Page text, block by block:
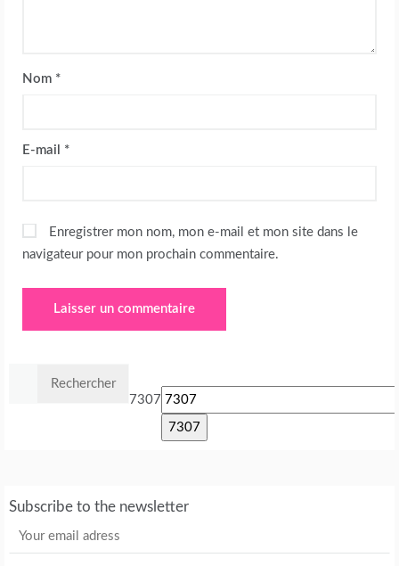
Nom *
E-mail *
Enregistrer mon nom, mon e-mail et mon site dans le
navigateur pour mon prochain commentaire.
7307
Subscribe to the newsletter